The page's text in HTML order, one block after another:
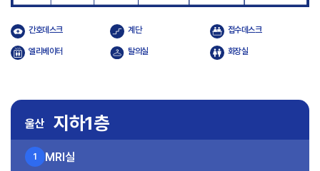
간호데스크 계단 접수데스크
엘리베이터 탈의실 화장실
울산 지하1층
1 MRI실